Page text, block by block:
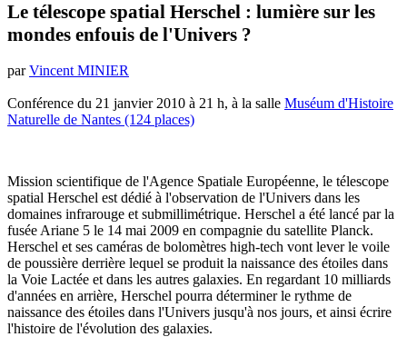
Le télescope spatial Herschel : lumière sur les
mondes enfouis de l'Univers ?
parVincent MINIER
Conférence du 21 janvier 2010 à 21 h, à la salle Muséum d'Histoire
Naturelle de Nantes (124 places)
Mission scientifique de l'Agence Spatiale Européenne, le télescope
spatial Herschel est dédié à l'observation de l'Univers dans les
domaines infrarouge et submillimétrique. Herschel a été lancé par la
fusée Ariane 5 le 14 mai 2009 en compagnie du satellite Planck.
Herschel et ses caméras de bolomètres high-tech vont lever le voile
de poussière derrière lequel se produit la naissance des étoiles dans
la Voie Lactée et dans les autres galaxies. En regardant 10 milliards
d'années en arrière, Herschel pourra déterminer le rythme de
naissance des étoiles dans l'Univers jusqu'à nos jours, et ainsi écrire
l'histoire de l'évolution des galaxies.